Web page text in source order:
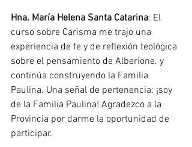
Hna. María Helena Santa Catarina: El
curso sobre Carisma me trajo una
experiencia de fe y de reflexión teológica
sobre el pensamiento de Alberione. y
continúa construyendo la Familia
Paulina. Una señal de pertenencia: ¡soy
de la Familia Paulina! Agradezco a la
Provincia por darme la oportunidad de
participar.